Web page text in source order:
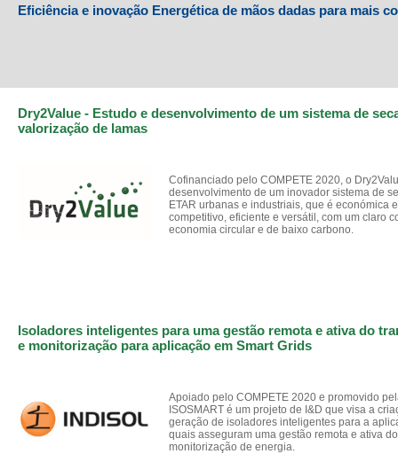
Eficiência e inovação Energética de mãos dadas para mais
Dry2Value - Estudo e desenvolvimento de um sistema de
valorização de lamas
Cofinanciado pelo COMPETE 2020, o
desenvolvimento de um inovador sistema de
ETAR urbanas e industriais, que é económica
competitivo, eficiente e versátil, com um claro
economia circular e de baixo carbono.
Isoladores inteligentes para uma gestão remota e ativa do
e monitorização para aplicação em Smart Grids
Apoiado pelo COMPETE 2020 e promovido
ISOSMART é um projeto de I&D que visa a
geração de isoladores inteligentes para a
quais asseguram uma gestão remota e ativa
monitorização de energia.